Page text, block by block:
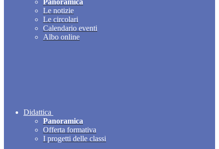
Panoramica
Le notizie
Le circolari
Calendario eventi
Albo online
Didattica
Panoramica
Offerta formativa
I progetti delle classi